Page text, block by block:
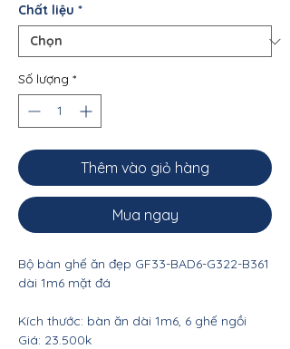
Chất liệu *
Số lượng *
Thêm vào giỏ hàng
Mua ngay
Bộ bàn ghế ăn đẹp GF33-BAD6-G322-B361
dài 1m6 mặt đá
Kích thước: bàn ăn dài 1m6, 6 ghế ngồi
Giá: 23.500k